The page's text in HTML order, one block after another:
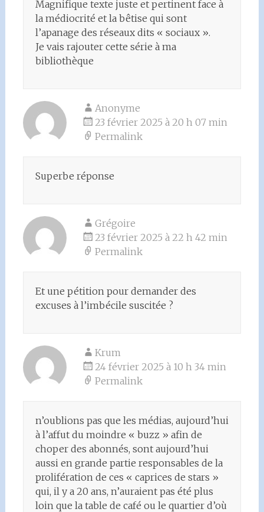
Magnifique texte juste et pertinent face à
la médiocrité et la bêtise qui sont
l’apanage des réseaux dits « sociaux ».
Je vais rajouter cette série à ma
bibliothèque
Anonyme
23 février 2025 à 20 h 07 min
Permalink
Superbe réponse
Grégoire
23 février 2025 à 22 h 42 min
Permalink
Et une pétition pour demander des
excuses à l’imbécile suscitée ?
Krum
24 février 2025 à 10 h 34 min
Permalink
n’oublions pas que les médias, aujourd’hui
à l’affut du moindre « buzz » afin de
choper des abonnés, sont aujourd’hui
aussi en grande partie responsables de la
prolifération de ces « caprices de stars »
qui, il y a 20 ans, n’auraient pas été plus
loin que la table de café ou le quartier d’où